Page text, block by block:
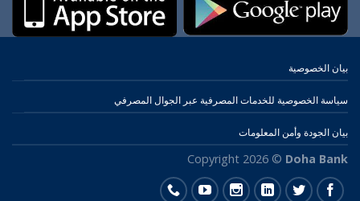
بيان الخصوصية
سياسة الخصوصية للخدمات المصرفية عبر الجوال المصرفي
بيان الجودة وأمن المعلومات
Copyright 2026 © Doha Bank